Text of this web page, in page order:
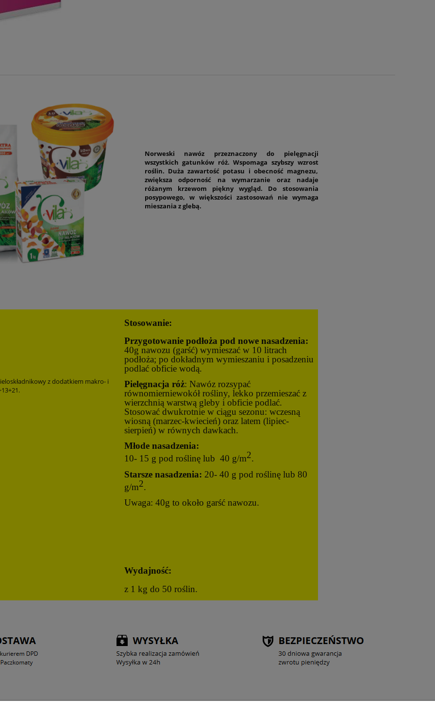
Norweski nawóz przeznaczony do pielęgnacji
wszystkich gatunków róż. Wspomaga szybszy wzrost
roślin. Duża zawartość potasu i obecność magnezu,
zwiększa odporność na wymarzanie oraz nadaje
różanym krzewom piękny wygląd. Do stosowania
posypowego, w większości zastosowań nie wymaga
mieszania z glebą.
z dodatkiem makro- i
Stosowanie:
Przygotowanie podłoża pod nowe nasadzenia:
40g nawozu (garść) wymieszać w 10 litrach
podłoża; po dokładnym wymieszaniu i posadzeniu
podlać obficie wodą.
Pielęgnacja róż: Nawóz rozsypać
równomierniewokół rośliny, lekko przemieszać z
wierzchnią warstwą gleby i obficie podlać.
Stosować dwukrotnie w ciągu sezonu: wczesną
wiosną (marzec-kwiecień) oraz latem (lipiec-
sierpień) w równych dawkach.
Młode nasadzenia:
10- 15 g pod roślinę lub 40 g/m2.
Starsze nasadzenia: 20- 40 g pod roślinę lub 80
g/m2.
Uwaga: 40g to około garść nawozu.
Wydajność:
z 1 kg do 50 roślin.